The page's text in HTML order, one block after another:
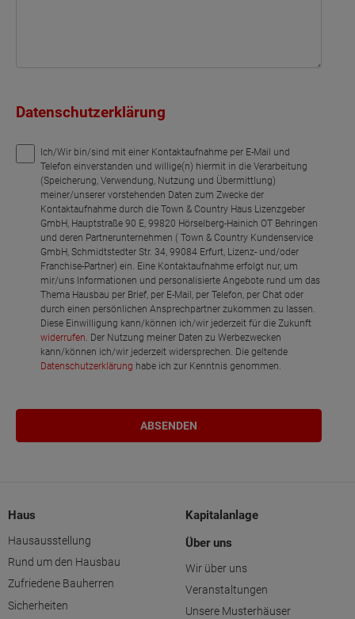
Datenschutzerklärung
Ich/Wir bin/sind mit einer Kontaktaufnahme per E-Mail und
Telefon einverstanden und willige(n) hiermit in die Verarbeitung
(Speicherung, Verwendung, Nutzung und Übermittlung)
meiner/unserer vorstehenden Daten zum Zwecke der
Kontaktaufnahme durch die Town & Country Haus Lizenzgeber
GmbH, Hauptstraße 90 E, 99820 Hörselberg-Hainich OT Behringen
und deren Partnerunternehmen ( Town & Country Kundenservice
GmbH, Schmidtstedter Str. 34, 99084 Erfurt, Lizenz- und/oder
Franchise-Partner) ein. Eine Kontaktaufnahme erfolgt nur, um
mir/uns Informationen und personalisierte Angebote rund um das
Thema Hausbau per Brief, per E-Mail, per Telefon, per Chat oder
durch einen persönlichen Ansprechpartner zukommen zu lassen.
Diese Einwilligung kann/können ich/wir jederzeit für die Zukunft
widerrufen . Der Nutzung meiner Daten zu Werbezwecken
kann/können ich/wir jederzeit widersprechen. Die geltende
Datenschutzerklärung habe ich zur Kenntnis genommen.
Haus
Hausausstellung
Rund um den Hausbau
Zufriedene Bauherren
Sicherheiten
Kapitalanlage
Über uns
Wir über uns
Veranstaltungen
Unsere Musterhäuser